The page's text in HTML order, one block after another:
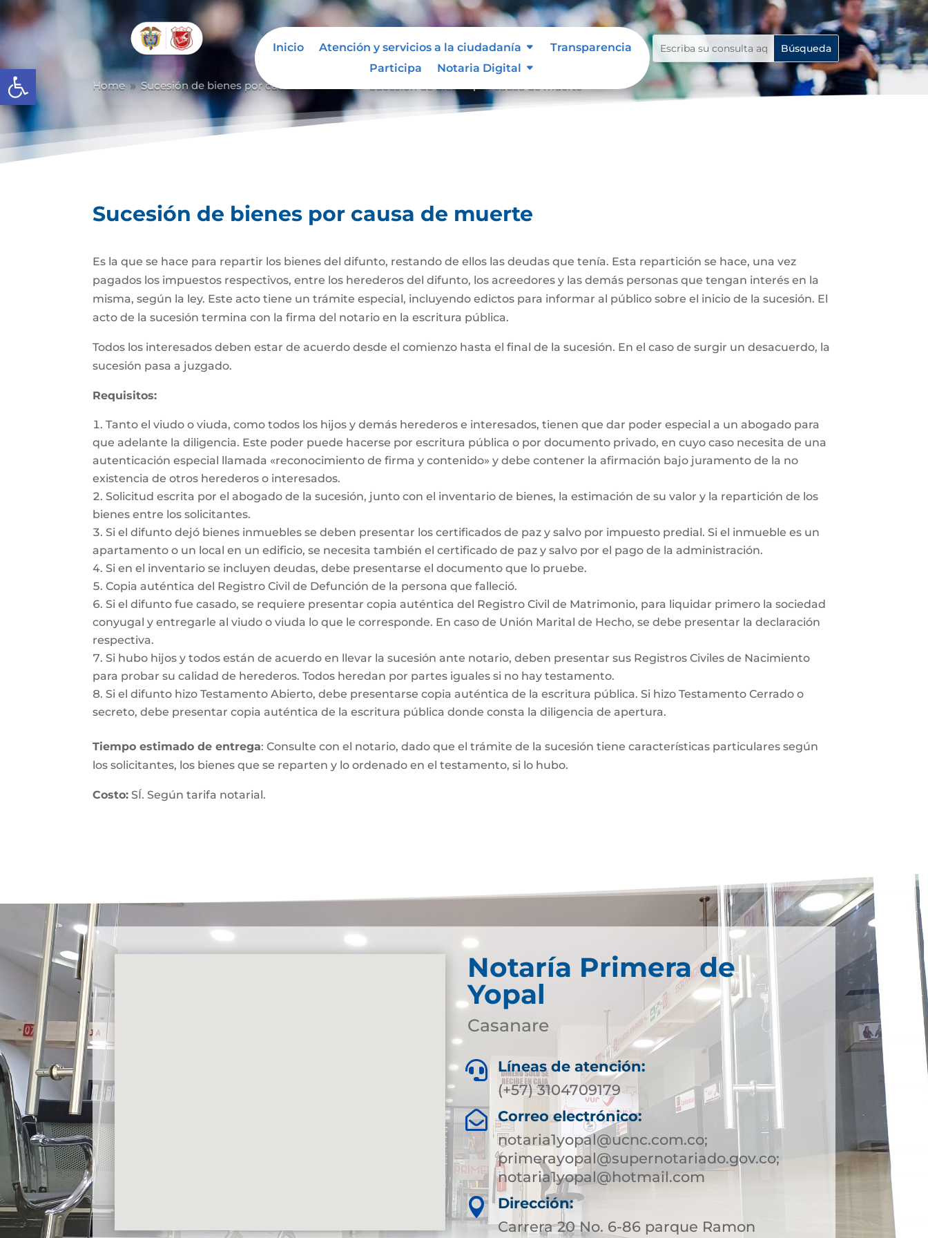
Abrir barra de herramientas
Inicio Atención y servicios a la ciudadanía
Transparencia
Participa
Notaria Digital
Home 9 Sucesión de bienes por causa de muerte
Sucesión de bienes por causa de muerte
Es la que se hace para repartir los bienes del difunto, restando de ellos las deudas que tenía. Esta repartición se hace, una vez
pagados los impuestos respectivos, entre los herederos del difunto, los acreedores y las demás personas que tengan interés en la
misma, según la ley. Este acto tiene un trámite especial, incluyendo edictos para informar al público sobre el inicio de la sucesión. El
acto de la sucesión termina con la firma del notario en la escritura pública.
Todos los interesados deben estar de acuerdo desde el comienzo hasta el final de la sucesión. En el caso de surgir un desacuerdo, la
sucesión pasa a juzgado.
Requisitos:
Tanto el viudo o viuda, como todos los hijos y demás herederos e interesados, tienen que dar poder especial a un abogado para
que adelante la diligencia. Este poder puede hacerse por escritura pública o por documento privado, en cuyo caso necesita de una
autenticación especial llamada «reconocimiento de firma y contenido» y debe contener la afirmación bajo juramento de la no
existencia de otros herederos o interesados.
Solicitud escrita por el abogado de la sucesión, junto con el inventario de bienes, la estimación de su valor y la repartición de los
bienes entre los solicitantes.
Si el difunto dejó bienes inmuebles se deben presentar los certificados de paz y salvo por impuesto predial. Si el inmueble es un
apartamento o un local en un edificio, se necesita también el certificado de paz y salvo por el pago de la administración.
Si en el inventario se incluyen deudas, debe presentarse el documento que lo pruebe.
Copia auténtica del Registro Civil de Defunción de la persona que falleció.
Si el difunto fue casado, se requiere presentar copia auténtica del Registro Civil de Matrimonio, para liquidar primero la sociedad
conyugal y entregarle al viudo o viuda lo que le corresponde. En caso de Unión Marital de Hecho, se debe presentar la declaración
respectiva.
Si hubo hijos y todos están de acuerdo en llevar la sucesión ante notario, deben presentar sus Registros Civiles de Nacimiento
para probar su calidad de herederos. Todos heredan por partes iguales si no hay testamento.
Si el difunto hizo Testamento Abierto, debe presentarse copia auténtica de la escritura pública. Si hizo Testamento Cerrado o
secreto, debe presentar copia auténtica de la escritura pública donde consta la diligencia de apertura.
Tiempo estimado de entrega: Consulte con el notario, dado que el trámite de la sucesión tiene características particulares según
los solicitantes, los bienes que se reparten y lo ordenado en el testamento, si lo hubo.
Costo: SÍ. Según tarifa notarial.
Notaría Primera de
Yopal
Casanare

Líneas de atención:
(+57) 3104709179

Correo electrónico:
notaria1yopal@ucnc.com.co;
primerayopal@supernotariado.gov.co;
notaria1yopal@hotmail.com

Dirección:
Carrera 20 No. 6-86 parque Ramon